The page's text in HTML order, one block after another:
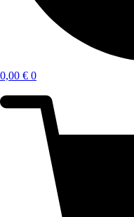
0,00 € 0